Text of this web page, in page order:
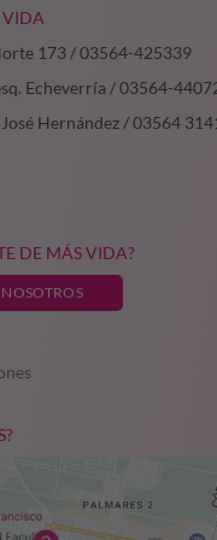
VIDA
173 / 03564-425339
Echeverría / 03564-
Hernández / 03564
DE MÁS VIDA?